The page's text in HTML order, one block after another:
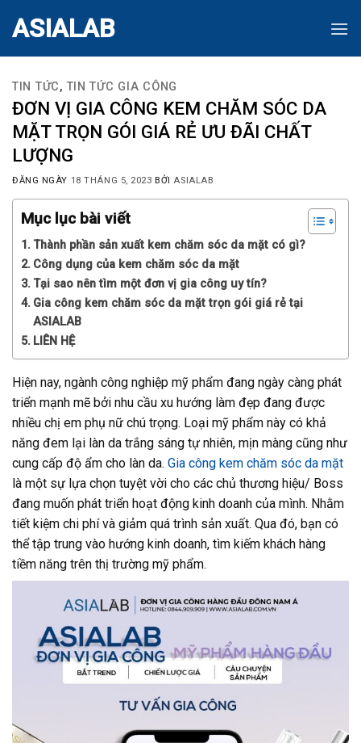
ASIALAB
TIN TỨC,TIN TỨC GIA CÔNG
ĐƠN VỊ GIA CÔNG KEM CHĂM SÓC DA
MẶT TRỌN GÓI GIÁ RẺ ƯU ĐÃI CHẤT
LƯỢNG
ĐĂNG NGÀY 18 THÁNG 5, 2023 BỞIASIALAB
Mục lục bài viết
Thành phần sản xuất kem chăm sóc da mặt có gì?
Công dụng của kem chăm sóc da mặt
Tại sao nên tìm một đơn vị gia công uy tín?
Gia công kem chăm sóc da mặt trọn gói giá rẻ tại
ASIALAB
LIÊN HỆ
Hiện nay, ngành công nghiệp mỹ phẩm đang ngày càng phát
triển mạnh mẽ bởi nhu cầu xu hướng làm đẹp đang được
nhiều chị em phụ nữ chú trọng. Loại mỹ phẩm này có khả
năng đem lại làn da trắng sáng tự nhiên, mịn màng cũng như
cung cấp độ ẩm cho làn da. Gia công kem chăm sóc da mặt
là một sự lựa chọn tuyệt vời cho các chủ thương hiệu/ Boss
đang muốn phát triển hoạt động kinh doanh của mình. Nhằm
tiết kiệm chi phí và giảm quá trình sản xuất. Qua đó, bạn có
thể tập trung vào hướng kinh doanh, tìm kiếm khách hàng
tiềm năng trên thị trường mỹ phẩm.